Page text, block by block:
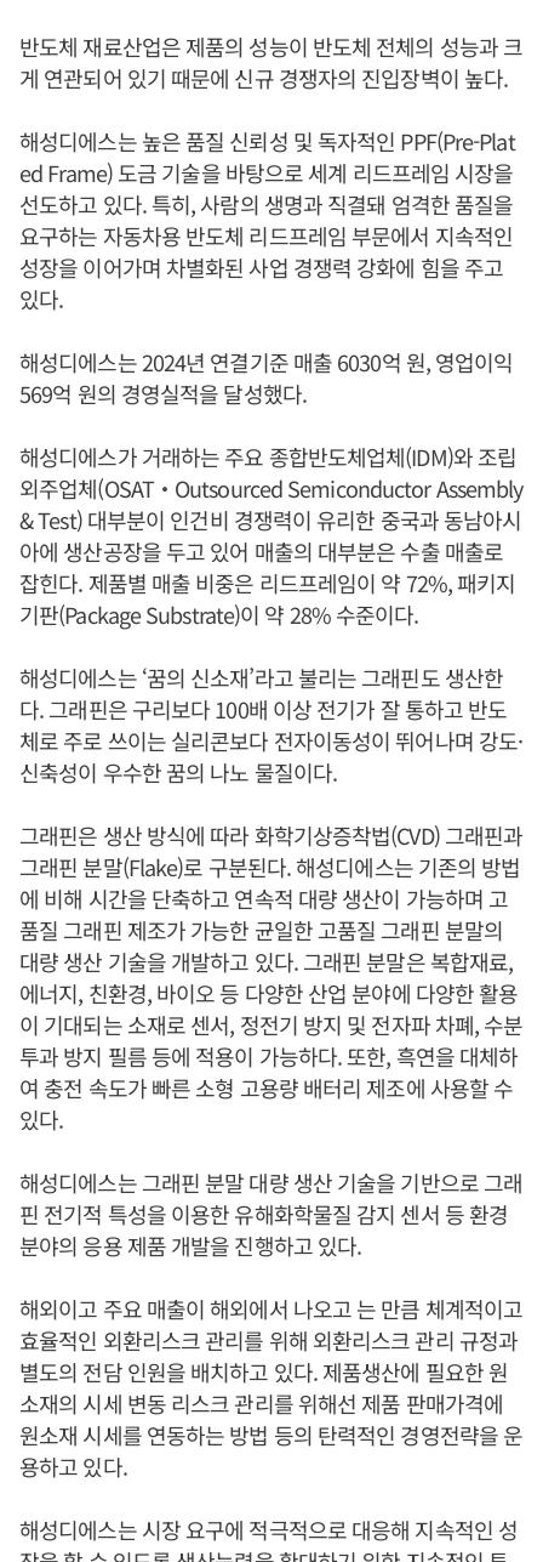
반도체 재료산업은 제품의 성능이 반도체 전체의 성능과 크
게 연관되어 있기 때문에 신규 경쟁자의 진입장벽이 높다.
해성디에스는 높은 품질 신뢰성 및 독자적인 PPF(Pre-Plat
ed Frame) 도금 기술을 바탕으로 세계 리드프레임 시장을
선도하고 있다. 특히, 사람의 생명과 직결돼 엄격한 품질을
요구하는 자동차용 반도체 리드프레임 부문에서 지속적인
성장을 이어가며 차별화된 사업 경쟁력 강화에 힘을 주고
있다.
해성디에스는 2024년 연결기준 매출 6030억 원, 영업이익
569억 원의 경영실적을 달성했다.
해성디에스가 거래하는 주요 종합반도체업체(IDM)와 조립
외주업체(OSAT‧Outsourced Semiconductor Assembly
& Test) 대부분이 인건비 경쟁력이 유리한 중국과 동남아시
아에 생산공장을 두고 있어 매출의 대부분은 수출 매출로
잡힌다. 제품별 매출 비중은 리드프레임이 약 72%, 패키지
기판(Package Substrate)이 약 28% 수준이다.
해성디에스는 ‘꿈의 신소재’라고 불리는 그래핀도 생산한
다. 그래핀은 구리보다 100배 이상 전기가 잘 통하고 반도
체로 주로 쓰이는 실리콘보다 전자이동성이 뛰어나며 강도·
신축성이 우수한 꿈의 나노 물질이다.
그래핀은 생산 방식에 따라 화학기상증착법(CVD) 그래핀과
그래핀 분말(Flake)로 구분된다. 해성디에스는 기존의 방법
에 비해 시간을 단축하고 연속적 대량 생산이 가능하며 고
품질 그래핀 제조가 가능한 균일한 고품질 그래핀 분말의
대량 생산 기술을 개발하고 있다. 그래핀 분말은 복합재료,
에너지, 친환경, 바이오 등 다양한 산업 분야에 다양한 활용
이 기대되는 소재로 센서, 정전기 방지 및 전자파 차폐, 수분
투과 방지 필름 등에 적용이 가능하다. 또한, 흑연을 대체하
여 충전 속도가 빠른 소형 고용량 배터리 제조에 사용할 수
있다.
해성디에스는 그래핀 분말 대량 생산 기술을 기반으로 그래
핀 전기적 특성을 이용한 유해화학물질 감지 센서 등 환경
분야의 응용 제품 개발을 진행하고 있다.
해외이고 주요 매출이 해외에서 나오고 는 만큼 체계적이고
효율적인 외환리스크 관리를 위해 외환리스크 관리 규정과
별도의 전담 인원을 배치하고 있다. 제품생산에 필요한 원
소재의 시세 변동 리스크 관리를 위해선 제품 판매가격에
원소재 시세를 연동하는 방법 등의 탄력적인 경영전략을 운
용하고 있다.
해성디에스는 시장 요구에 적극적으로 대응해 지속적인 성